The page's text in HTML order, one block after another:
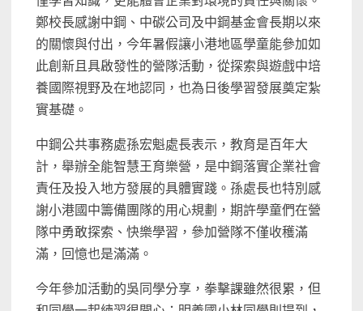
鄭校長感謝中鋼、中碳公司及中鋼基金會長期以來
的關懷與付出，今年暑假讓小港地區學童能參加如
此創新且具啟發性的營隊活動，從探索與遊戲中培
養國際視野及在地認同，也為日後學習發展奠定紮
實基礎。
中鋼公共事務處孫宏魁處長表示，教育是百年大
計，舉辦全能智慧王育樂營，是中鋼落實企業社會
責任及投入地方發展的具體實踐。孫處長也特別感
謝小港國中籌備團隊的用心規劃，期許學童們在營
隊中勇敢探索、快樂學習，參加營隊不僅收穫滿
滿，回憶也是滿滿。
今年參加活動的吳同學分享，拳擊課雖然很累，但